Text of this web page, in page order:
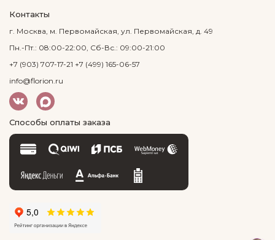
Контакты
г. Москва, м. Первомайская, ул. Первомайская, д. 49
Пн.-Пт.: 08:00-22:00, Сб-Вс.: 09:00-21:00
+7 (903) 707-17-21 +7 (499) 165-06-57
info@florion.ru
Способы оплаты заказа